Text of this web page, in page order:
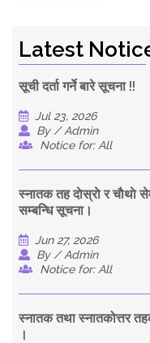
Latest
सूची दर्ता गर्ने बारे सूचना !!
Jul 23, 2026
By / Admin
Notice for: All
स्नातक तह दाेस्राे र चाैथाे
सम्बन्धि सूचना।
Jun 27, 2026
By / Admin
Notice for: All
स्नातक तथा स्नातकोत्तर
।